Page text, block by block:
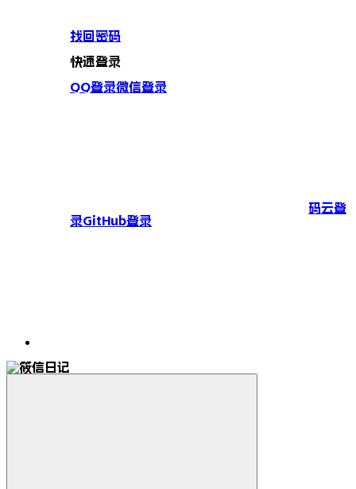
找回密码
快速登录
QQ登录微信登录
码云登
录GitHub登录